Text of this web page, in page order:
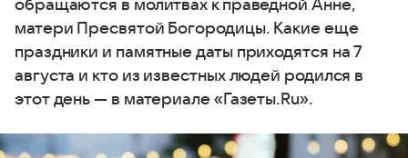
обращаются в молитвах к праведной Анне,
матери Пресвятой Богородицы. Какие еще
праздники и памятные даты приходятся на 7
августа и кто из известных людей родился в
этот день — в материале «Газеты.Ru».